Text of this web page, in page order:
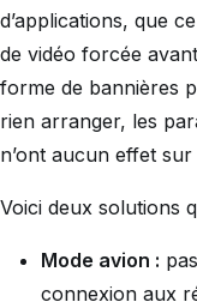
d’applications, que
de vidéo forcée
forme de bannières
rien arranger, les
n’ont aucun effet
Voici deux solutions
Mode avion :
connexion aux